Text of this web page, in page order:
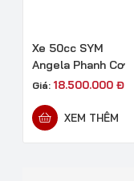
Xe 50cc SYM
Angela Phanh Cơ
Giá: 18.500.000 Đ
XEM THÊM